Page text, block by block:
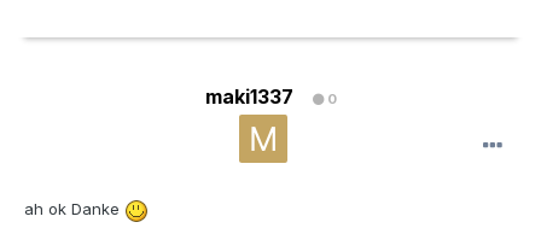
maki1337 0
ah ok Danke